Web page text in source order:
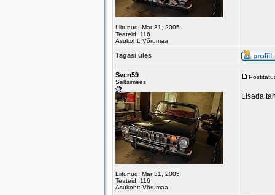
Liitunud: Mar 31, 2005
Teateid: 116
Asukoht: Võrumaa
Tagasi üles
Sven59
Seltsimees
Liitunud: Mar 31, 2005
Teateid: 116
Asukoht: Võrumaa
Lisada